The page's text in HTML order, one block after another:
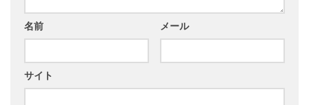
名前 メール
サイト